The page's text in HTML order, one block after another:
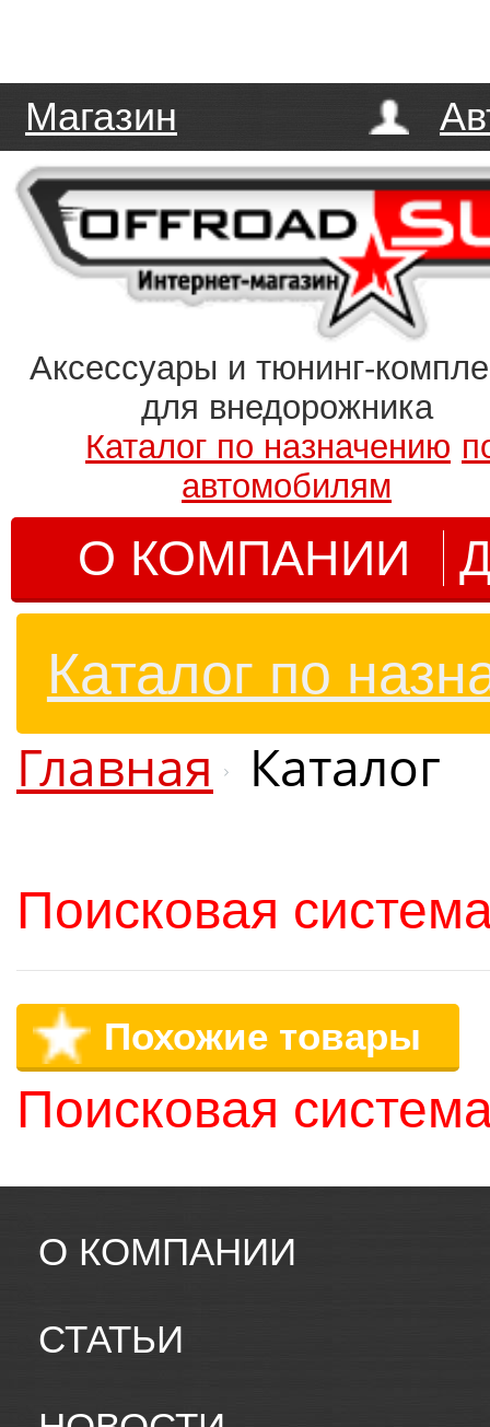
Магазин
Аксессуары и тюнинг-
для внедорожника
Каталог по назначению
автомобилям
О КОМПАНИИ
Каталог по
Главная Каталог
Поисковая
Похожие товары
Поисковая
О КОМПАНИИ
СТАТЬИ